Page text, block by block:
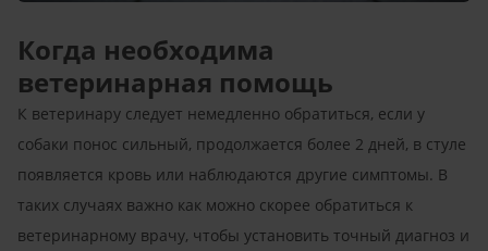
Когда необходима
ветеринарная помощь
К ветеринару следует немедленно обратиться, если у
собаки понос сильный, продолжается более 2 дней, в стуле
появляется кровь или наблюдаются другие симптомы. В
таких случаях важно как можно скорее обратиться к
ветеринарному врачу, чтобы установить точный диагноз и